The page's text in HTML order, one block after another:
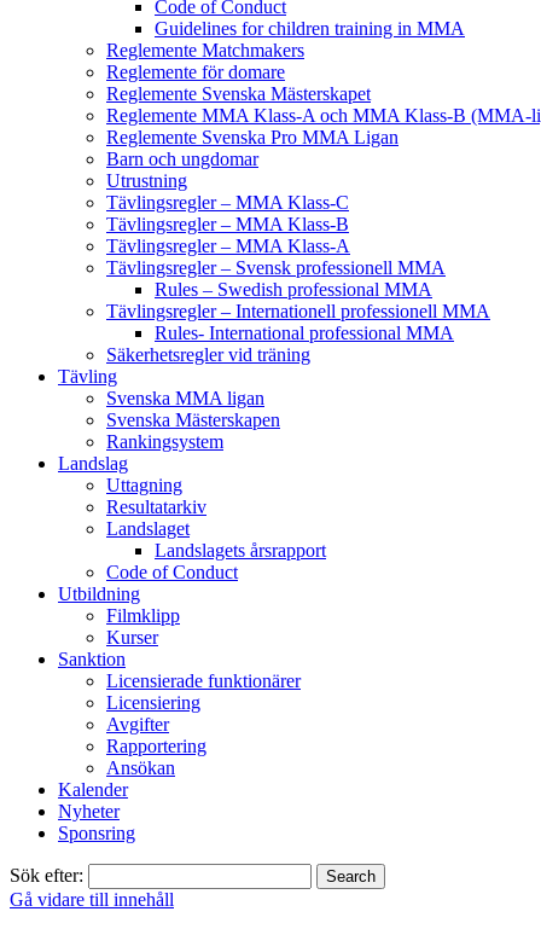
Code of Conduct
Guidelines for children training in MMA
Reglemente Matchmakers
Reglemente för domare
Reglemente Svenska Mästerskapet
Reglemente MMA Klass-A och MMA Klass-B (MMA-
Reglemente Svenska Pro MMA Ligan
Barn och ungdomar
Utrustning
Tävlingsregler – MMA Klass-C
Tävlingsregler – MMA Klass-B
Tävlingsregler – MMA Klass-A
Tävlingsregler – Svensk professionell MMA
Rules – Swedish professional MMA
Tävlingsregler – Internationell professionell MMA
Rules- International professional MMA
Säkerhetsregler vid träning
Tävling
Svenska MMA ligan
Svenska Mästerskapen
Rankingsystem
Landslag
Uttagning
Resultatarkiv
Landslaget
Landslagets årsrapport
Code of Conduct
Utbildning
Filmklipp
Kurser
Sanktion
Licensierade funktionärer
Licensiering
Avgifter
Rapportering
Ansökan
Kalender
Nyheter
Sponsring
Sök efter:
Gå vidare till innehåll